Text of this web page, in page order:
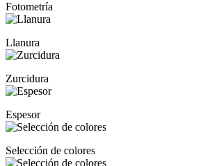
Fotometría
Llanura
Zurcidura
Espesor
Selección de colores